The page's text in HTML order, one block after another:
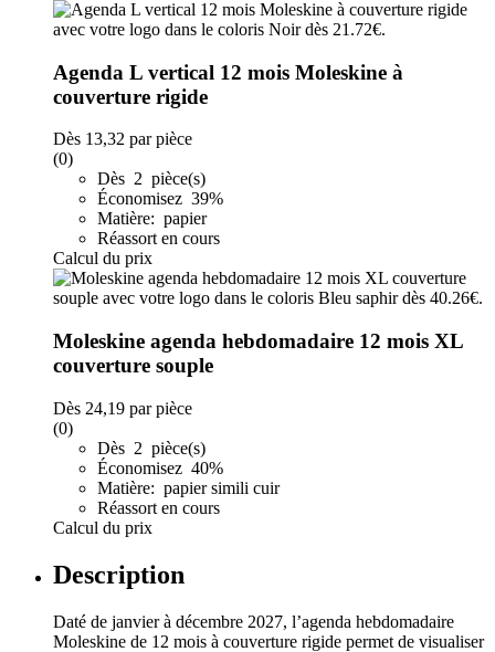
Agenda L vertical 12 mois Moleskine à
couverture rigide
Dès 13,32 par pièce
(0)
Dès 2 pièce(s)
Économisez 39%
Matière: papier
Réassort en cours
Calcul du prix
Moleskine agenda hebdomadaire 12 mois XL
couverture souple
Dès 24,19 par pièce
(0)
Dès 2 pièce(s)
Économisez 40%
Matière: papier simili cuir
Réassort en cours
Calcul du prix
Description
Daté de janvier à décembre 2027, l’agenda hebdomadaire
Moleskine de 12 mois à couverture rigide permet de visualiser